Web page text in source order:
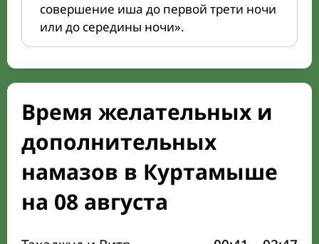
совершение иша до первой трети ночи
или до середины ночи».
Время желательных и
дополнительных
намазов в Куртамыше
на 08 августа